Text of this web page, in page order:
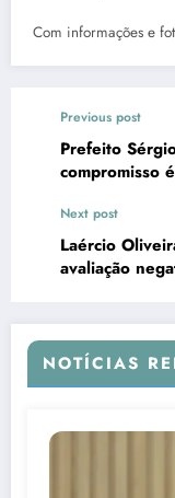
Com informações e
Previous post
Prefeito
compromisso
Next post
Laércio
avaliação
NOTÍCIAS